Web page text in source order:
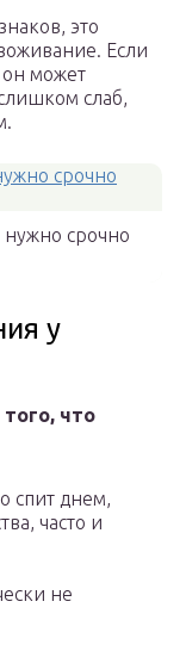
это
Если
может
слаб,
срочно
у
что
спит днем,
часто и
не